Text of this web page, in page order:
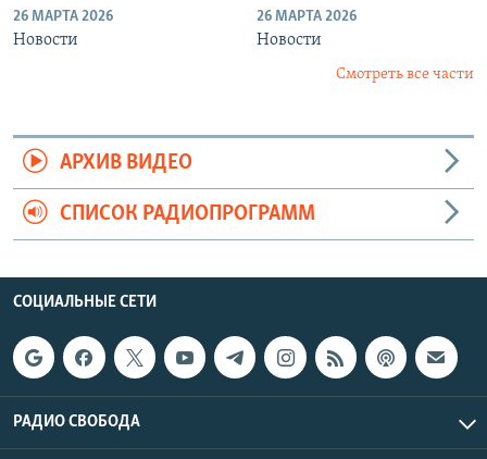
26 МАРТА 2026
Новости
26 МАРТА 2026
Новости
Смотреть все части
АРХИВ ВИДЕО
СПИСОК РАДИОПРОГРАММ
СОЦИАЛЬНЫЕ СЕТИ
РАДИО СВОБОДА